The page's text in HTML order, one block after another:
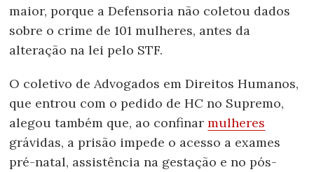
maior, porque a Defensoria não coletou dados
sobre o crime de 101 mulheres, antes da
alteração na lei pelo STF.
O coletivo de Advogados em Direitos Humanos,
que entrou com o pedido de HC no Supremo,
alegou também que, ao confinarmulheres
grávidas, a prisão impede o acesso a exames
pré-natal, assistência na gestação e no pós-